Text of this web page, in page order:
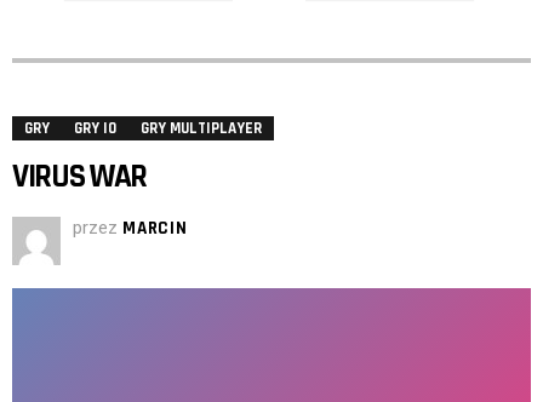
GRY GRY IO GRY MULTIPLAYER
VIRUS WAR
przez MARCIN